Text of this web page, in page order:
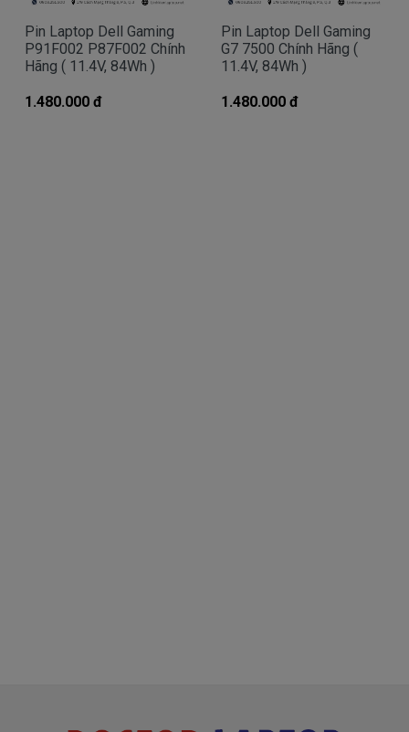
Bạn có thể gọi Zalo cho shop tai số 0908251500.
À mà thỉnh thoảng shop bận máy một chút, cứ nhắn
Pin Laptop Dell Gaming
P91F002 P87F002 Chính
Hãng ( 11.4V, 84Wh )
1.480.000 đ
Pin Laptop Dell Gaming
G7 7500 Chính Hãng (
11.4V, 84Wh )
1.480.000 đ